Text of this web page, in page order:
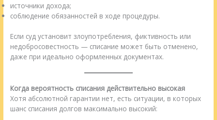
источники дохода;
соблюдение обязанностей в ходе процедуры.
Если суд установит злоупотребления, фиктивность или
недобросовестность — списание может быть отменено,
даже при идеально оформленных документах.
Когда вероятность списания действительно высокая
Хотя абсолютной гарантии нет, есть ситуации, в которых
шанс списания долгов максимально высокий: